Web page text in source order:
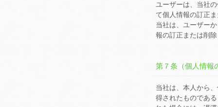
ユーザーは、当社
て個人情報の訂正
当社は、ユーザー
報の訂正または削
第７条（個人情報
当社は、本人から
得されたものであ